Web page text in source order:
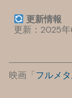
更新情報
更新：2025年
映画「フルメ